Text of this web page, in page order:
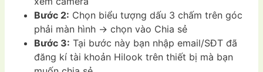
Bước 2: Chọn biểu tượng dấu 3 chấm trên góc
phải màn hình -> chọn vào Chia sẻ
Bước 3: Tại bước này bạn nhập email/SĐT đã
đăng kí tài khoản Hilook trên thiết bị mà bạn